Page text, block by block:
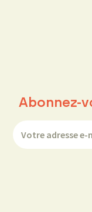
Abonnez-